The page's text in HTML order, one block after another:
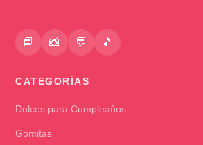
📘 📸 💬 🎵
CATEGORÍAS
Dulces para Cumpleaños
Gomitas